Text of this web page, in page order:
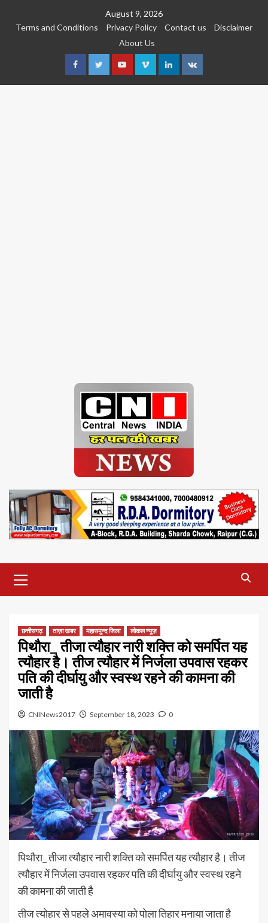
August 9, 2026
Terms and Conditions
Privacy Policy Contact us
Disclaimer
About Us
FacebookTwitterYoutubeVimeoLinkedin
VK
Menu
छत्तीसगढ़ ताज़ा खबर महासमुन्द जिला लोकल न्यूज़
पिथौरा_ तीजा त्यौहार नारी शक्ति को समर्पित यह
त्यौहार है। तीज त्यौहार में निर्जला उपवास रहकर
पति की दीर्घायु और स्वस्थ रहने की कामना की
जाती है
CNINews2017 September 18, 2023 0
पिथौरा_ तीजा त्यौहार नारी शक्ति को समर्पित यह त्यौहार है। तीज
त्यौहार में निर्जला उपवास रहकर पति की दीर्घायु और स्वस्थ रहने
की कामना की जाती है
तीज त्योहार से पहले अमावस्या को पोला तिहार मनाया जाता है